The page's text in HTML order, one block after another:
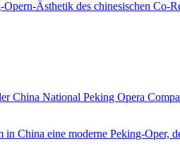
Ästhetik des chinesischen Co-
China National Peking Opera
China eine moderne Peking-Oper,